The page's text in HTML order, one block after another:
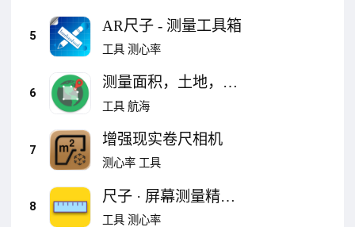
5
AR尺子 - 测量工具箱
工具 测心率
6
测量面积，土地，测
量长度 - GLand
工具 航海
7
增强现实卷尺相机
测心率 工具
8
尺子 · 屏幕测量精准
工具
工具 测心率